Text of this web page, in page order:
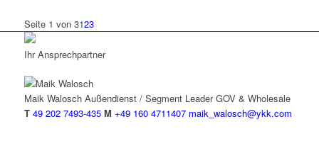
Seite 1 von 3123
Ihr Ansprechpartner
Maik Walosch Außendienst / Segment Leader GOV & Wholesale
T 49 202 7493-435 M +49 160 4711407 maik_walosch@ykk.com